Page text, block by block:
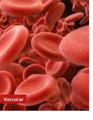
Vascular